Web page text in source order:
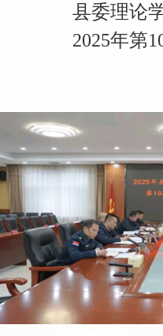
县委理论
2025年第